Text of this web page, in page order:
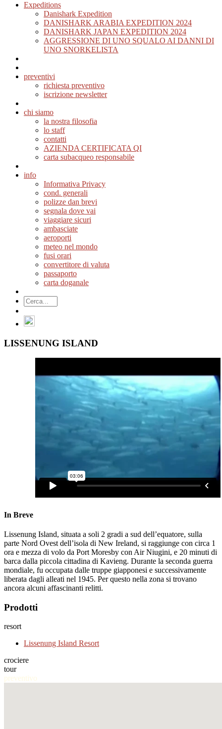
Expeditions
Danishark Expedition
DANISHARK ARABIA EXPEDITION 2024
DANISHARK JAPAN EXPEDITION 2024
AGGRESSIONE DI UNO SQUALO AI DANNI DI
UNO SNORKELISTA
preventivi
richiesta preventivo
iscrizione newsletter
chi siamo
la nostra filosofia
lo staff
contatti
AZIENDA CERTIFICATA QI
carta subacqueo responsabile
info
Informativa Privacy
cond. generali
polizze dan brevi
segnala dove vai
viaggiare sicuri
ambasciate
aeroporti
meteo nel mondo
fusi orari
convertitore di valuta
passaporto
carta doganale
LISSENUNG ISLAND
In Breve
Lissenung Island, situata a soli 2 gradi a sud dell’equatore, sulla
parte Nord Ovest dell’isola di New Ireland, si raggiunge con circa 1
ora e mezza di volo da Port Moresby con Air Niugini, e 20 minuti di
barca dalla piccola cittadina di Kavieng. Durante la seconda guerra
mondiale, fu occupata dalle truppe giapponesi e successivamente
liberata dagli alleati nel 1945. Per questo nella zona si trovano
ancora alcuni affascinanti relitti.
Prodotti
resort
Lissenung Island Resort
crociere
tour
preventivo